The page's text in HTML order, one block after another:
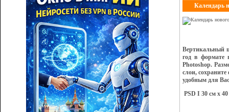
Календарь
Вертикальный
год в формате
Photoshop.
слои,
удобным для
PSD I 30 см х